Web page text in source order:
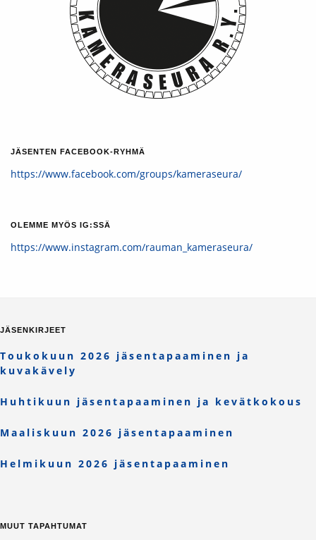
JÄSENTEN FACEBOOK-RYHMÄ
https://www.facebook.com/groups/kameraseura/
OLEMME MYÖS IG:SSÄ
https://www.instagram.com/rauman_kameraseura/
JÄSENKIRJEET
Toukokuun 2026 jäsentapaaminen ja
kuvakävely
Huhtikuun jäsentapaaminen ja kevätkokous
Maaliskuun 2026 jäsentapaaminen
Helmikuun 2026 jäsentapaaminen
MUUT TAPAHTUMAT